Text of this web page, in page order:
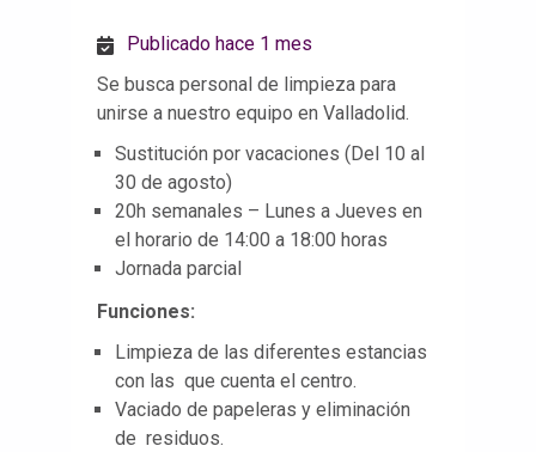
Publicado hace 1 mes
Se busca personal de limpieza para
unirse a nuestro equipo en Valladolid.
Sustitución por vacaciones (Del 10 al
30 de agosto)
20h semanales – Lunes a Jueves en
el horario de 14:00 a 18:00 horas
Jornada parcial
Funciones:
Limpieza de las diferentes estancias
con las que cuenta el centro.
Vaciado de papeleras y eliminación
de residuos.